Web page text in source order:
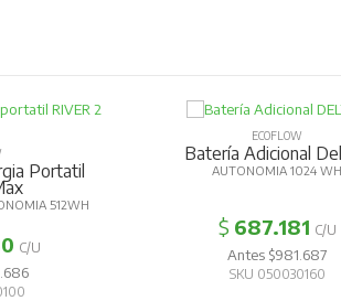
Batería Adicional Delta 3
AUTONOMIA 1024 WH
687.181 C/U
Antes $981.687
SKU 050030160